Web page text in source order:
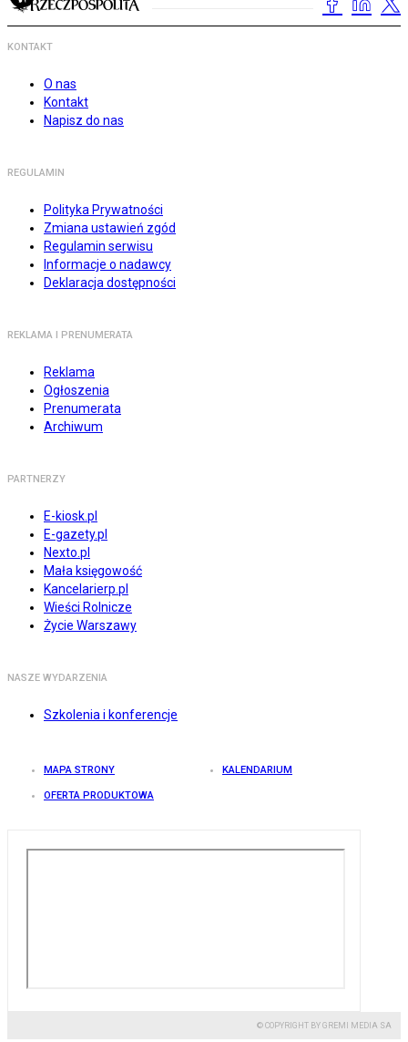
KONTAKT
O nas
Kontakt
Napisz do nas
REGULAMIN
Polityka Prywatności
Zmiana ustawień zgód
Regulamin serwisu
Informacje o nadawcy
Deklaracja dostępności
REKLAMA I PRENUMERATA
Reklama
Ogłoszenia
Prenumerata
Archiwum
PARTNERZY
E-kiosk.pl
E-gazety.pl
Nexto.pl
Mała księgowość
Kancelarierp.pl
Wieści Rolnicze
Życie Warszawy
NASZE WYDARZENIA
Szkolenia i konferencje
MAPA STRONY KALENDARIUM
OFERTA PRODUKTOWA
© COPYRIGHT BY GREMI MEDIA SA